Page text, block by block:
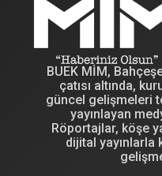
BUEK MİM,
çatısı altında,
güncel gelişmeleri
yayınlayan
Röportajlar, köşe
dijital yayınlarla